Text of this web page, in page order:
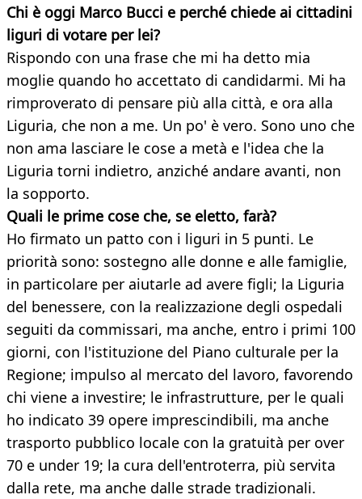
Chi è oggi Marco Bucci e perché chiede ai cittadini
liguri di votare per lei?
Rispondo con una frase che mi ha detto mia
moglie quando ho accettato di candidarmi. Mi ha
rimproverato di pensare più alla città, e ora alla
Liguria, che non a me. Un po' è vero. Sono uno che
non ama lasciare le cose a metà e l'idea che la
Liguria torni indietro, anziché andare avanti, non
la sopporto.
Quali le prime cose che, se eletto, farà?
Ho firmato un patto con i liguri in 5 punti. Le
priorità sono: sostegno alle donne e alle famiglie,
in particolare per aiutarle ad avere figli; la Liguria
del benessere, con la realizzazione degli ospedali
seguiti da commissari, ma anche, entro i primi 100
giorni, con l'istituzione del Piano culturale per la
Regione; impulso al mercato del lavoro, favorendo
chi viene a investire; le infrastrutture, per le quali
ho indicato 39 opere imprescindibili, ma anche
trasporto pubblico locale con la gratuità per over
70 e under 19; la cura dell'entroterra, più servita
dalla rete, ma anche dalle strade tradizionali.